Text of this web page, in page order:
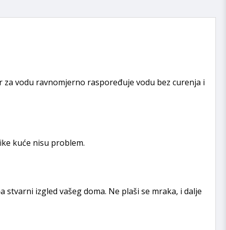
vodu ravnomjerno raspoređuje vodu bez curenja i
kuće nisu problem.
izgled vašeg doma. Ne plaši se mraka, i dalje